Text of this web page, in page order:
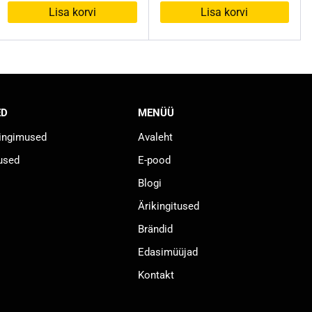
Lisa korvi
16,95 €.8,00 €.
Lisa korvi
MENÜÜ
Avaleht
E-pood
Blogi
Ärikingitused
Brändid
Edasimüüjad
Kontakt